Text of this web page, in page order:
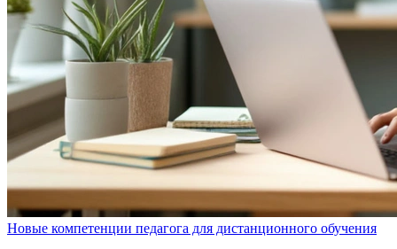
Новые компетенции педагога для дистанционного обучения